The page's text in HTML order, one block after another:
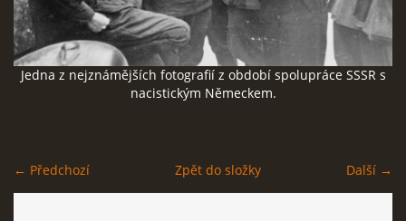
ČERNÁ KNIHA NACIONÁLNÍHO SOCIALISMU
ZLOČINY NACIONÁLNÍHO SOCIALISMU: FAKTA
Jedna z nejznámějších fotografií z období spolupráce SSSR s
nacistickým Německem.
← Předchozí Další →
Zpět do složky